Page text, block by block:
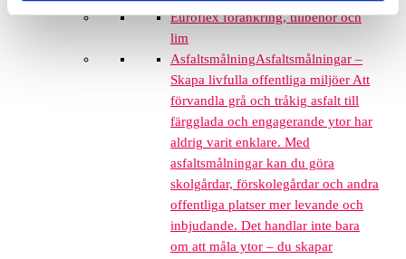
Euroflex förankring, tillbehör och
lim
AsfaltsmålningAsfaltsmålningar –
Skapa livfulla offentliga miljöer Att
förvandla grå och tråkig asfalt till
färgglada och engagerande ytor har
aldrig varit enklare. Med
asfaltsmålningar kan du göra
skolgårdar, förskolegårdar och andra
offentliga platser mer levande och
inbjudande. Det handlar inte bara
om att måla ytor – du skapar